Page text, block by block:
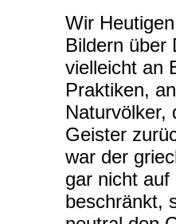
Wir
Bildern über
vielleicht an
Praktiken,
Naturvölker,
Geister
war der
gar nicht auf
beschränkt,